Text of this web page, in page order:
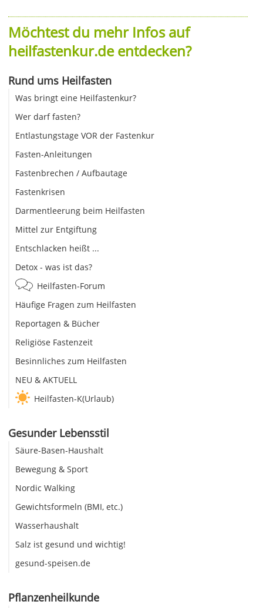
Möchtest du mehr Infos auf
heilfastenkur.de entdecken?
Rund ums Heilfasten
Was bringt eine Heilfastenkur?
Wer darf fasten?
Entlastungstage VOR der Fastenkur
Fasten-Anleitungen
Fastenbrechen / Aufbautage
Fastenkrisen
Darmentleerung beim Heilfasten
Mittel zur Entgiftung
Entschlacken heißt ...
Detox - was ist das?
Heilfasten-Forum
Häufige Fragen zum Heilfasten
Reportagen & Bücher
Religiöse Fastenzeit
Besinnliches zum Heilfasten
NEU & AKTUELL
Heilfasten-K(Urlaub)
Gesunder Lebensstil
Säure-Basen-Haushalt
Bewegung & Sport
Nordic Walking
Gewichtsformeln (BMI, etc.)
Wasserhaushalt
Salz ist gesund und wichtig!
gesund-speisen.de
Pflanzenheilkunde